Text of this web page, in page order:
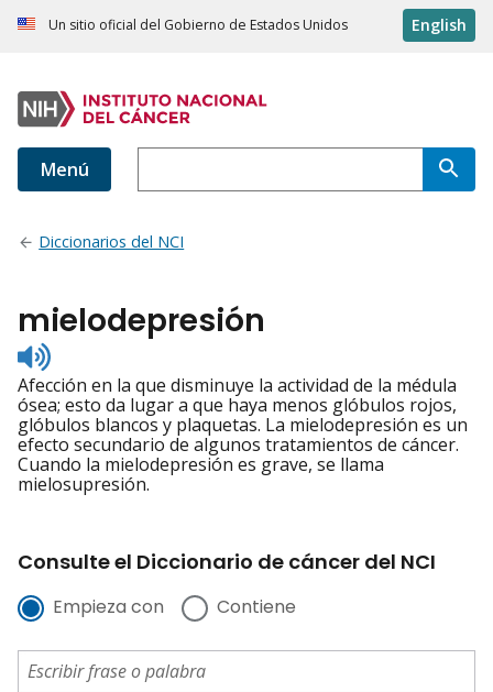
Un sitio oficial del Gobierno de Estados Unidos English
Menú
Diccionarios del NCI
mielodepresión
Listen
to
pronunciation
Afección en la que disminuye la actividad de la médula
ósea; esto da lugar a que haya menos glóbulos rojos,
glóbulos blancos y plaquetas. La mielodepresión es un
efecto secundario de algunos tratamientos de cáncer.
Cuando la mielodepresión es grave, se llama
mielosupresión.
Consulte el Diccionario de cáncer del NCI
Empieza con Contiene